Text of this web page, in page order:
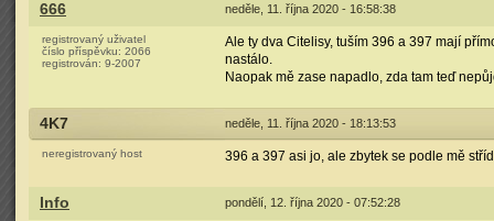
666 neděle, 11. října 2020 - 16:58:38
registrovaný uživatel
číslo příspěvku: 2066
registrován: 9-2007
Ale ty dva Citelisy, tuším 396 a 397 mají
nastálo.
Naopak mě zase napadlo, zda tam teď
4K7 neděle, 11. října 2020 - 18:13:53
neregistrovaný host 396 a 397 asi jo, ale zbytek se podle mě
Info pondělí, 12. října 2020 - 07:52:28